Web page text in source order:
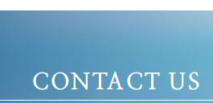
CONTACT US